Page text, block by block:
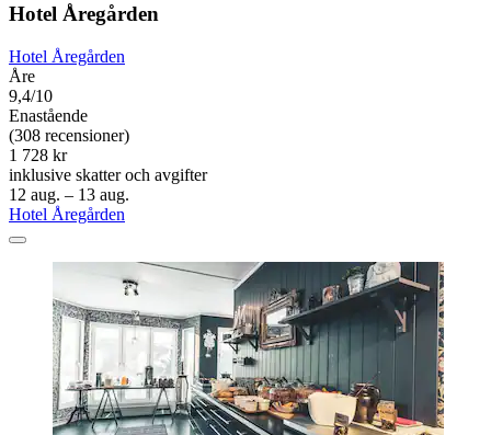
Hotel Åregården
Hotel Åregården
Åre
9,4/10
Enastående
(308 recensioner)
1 728 kr
inklusive skatter och avgifter
12 aug. – 13 aug.
Hotel Åregården